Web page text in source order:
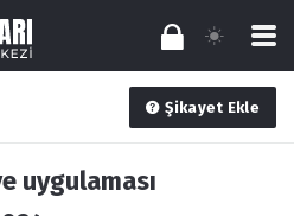
Şikayet Ekle
uygulaması